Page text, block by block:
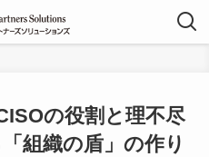
の役割と理不尽
組織の盾」の作り